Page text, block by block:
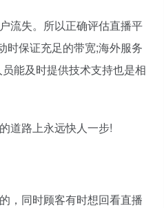
流失。所以正确评估直播平
时保证充足的带宽;海外服务
能及时提供技术支持也是相
道路上永远快人一步!
，同时顾客有时想回看直播